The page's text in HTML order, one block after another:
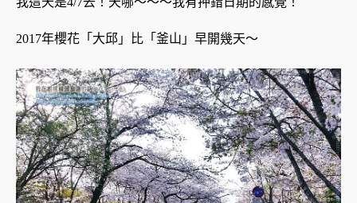
2017年櫻花「大邱」比「釜山」早開幾天～